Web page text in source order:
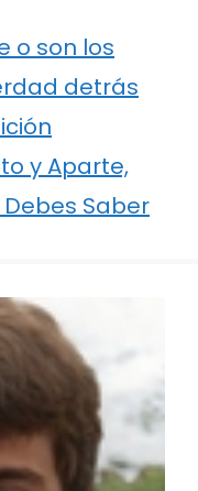
o son los
detrás
y Aparte,
Debes Saber